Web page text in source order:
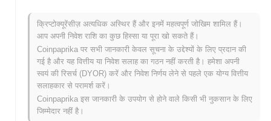
AirBot वर्तमान में अपने ATH से ~95.18% नीचे कारोबार कर रहा है .
व्यापक क्रिप्टो बाजार की तुलना में AirBot कैसा प्रदर्शन कर रहा
है?
पिछले 7 दिनों में, AirBot ने 0.00%
वृद्धि दर्ज की से कम प्रदर्शन किया। यह व्यापक बाजार गति के सापेक्ष AIRBOT की
मूल्य कार्रवाई में अस्थायी पिछड़ापन का संकेत देता है।
क्रिप्टोक्यूरेंसीज़ अत्यधिक अस्थिर हैं और इनमें महत्वपूर्ण जोखिम शामिल हैं।
आप अपनी निवेश राशि का कुछ हिस्सा या पूरा खो सकते हैं।
Coinpaprika पर सभी जानकारी केवल सूचना के उद्देश्यों के लिए प्रदान की
गई है और यह वित्तीय या निवेश सलाह का गठन नहीं करती है। हमेशा अपनी
स्वयं की रिसर्च (DYOR) करें और निवेश निर्णय लेने से पहले एक योग्य वित्तीय
सलाहकार से परामर्श करें।
Coinpaprika इस जानकारी के उपयोग से होने वाले किसी भी नुकसान के लिए
जिम्मेदार नहीं है।